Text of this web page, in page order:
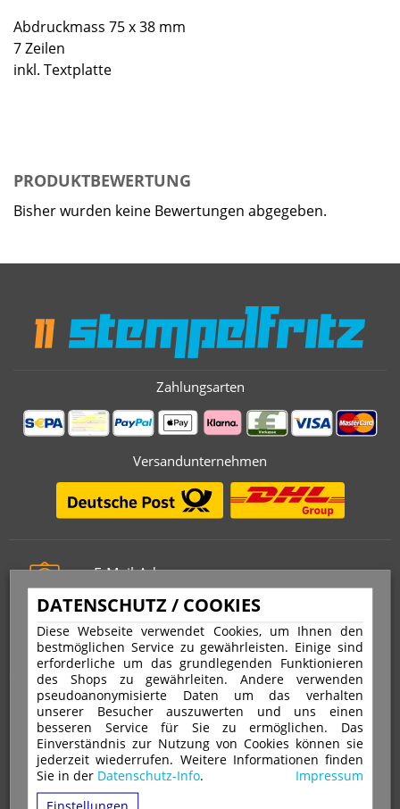
DATENSCHUTZ / COOKIES
Diese Webseite verwendet Cookies, um Ihnen den
bestmöglichen Service zu gewährleisten. Einige sind
erforderliche um das grundlegenden Funktionieren
des Shops zu gewährleiten. Andere verwenden
pseudoanonymisierte Daten um das verhalten
unserer Besucher auszuwerten und uns einen
besseren Service für Sie zu ermöglichen. Das
Einverständnis zur Nutzung von Cookies können sie
jederzeit wiederrufen. Weitere Informationen finden
Sie in der Datenschutz-Info.
Impressum
Einstellungen
Abdruckmass 75 x 38 mm
7 Zeilen
inkl. Textplatte
PRODUKTBEWERTUNG
Bisher wurden keine Bewertungen abgegeben.
Zahlungsarten
Versandunternehmen
E-Mail-Adresse
info@stempelfritz.de
Telefon
0221 677 812 08
Über uns
VERTRAG WIDERRUFEN
IMPRESSUM
DATENSCHUTZ
WIDERRUFSRECHT
AGB